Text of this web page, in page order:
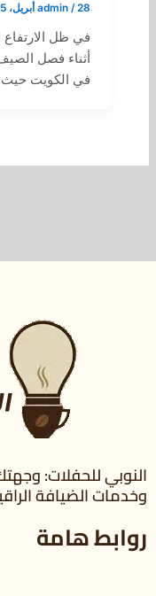
admin /28 أبريل، 2025
في ظل
أثناء فصل
في الكويت
النوبي للحفلات:
وخدمات الضيافة الراقية
روابط هامة